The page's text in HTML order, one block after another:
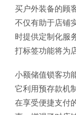
买户外装备的顾
不仅有助于店铺
时提供定制化服
打标签功能将为
小额储值锁客功
它利用预存款机
在享受便捷支付